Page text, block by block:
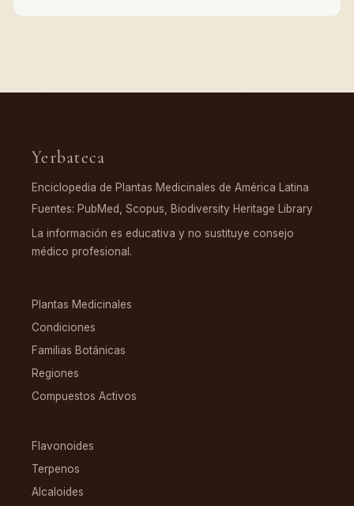
Yerbateca
Enciclopedia de Plantas Medicinales de América Latina
Fuentes: PubMed, Scopus, Biodiversity Heritage Library
La información es educativa y no sustituye consejo
médico profesional.
Plantas Medicinales
Condiciones
Familias Botánicas
Regiones
Compuestos Activos
Flavonoides
Terpenos
Alcaloides